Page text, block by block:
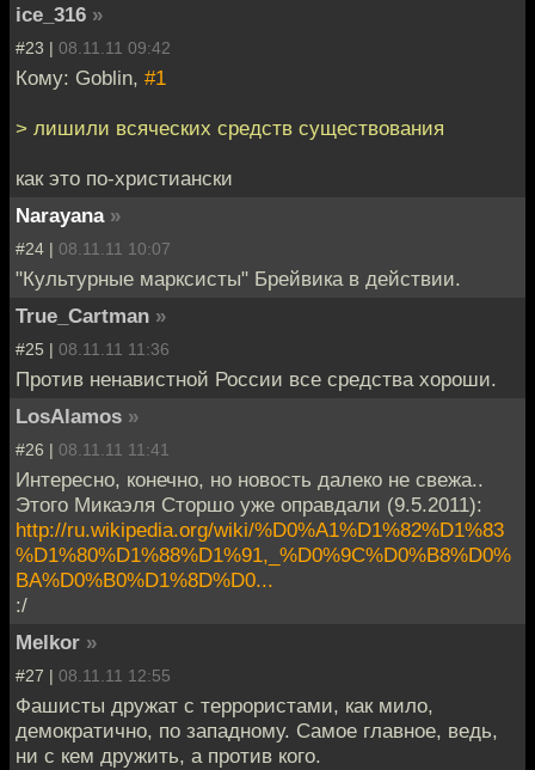
ice_316 »
#23 | 08.11.11 09:42
Кому: Goblin, #1
> лишили всяческих средств существования
как это по-христиански
Narayana »
#24 | 08.11.11 10:07
"Культурные марксисты" Брейвика в действии.
True_Cartman »
#25 | 08.11.11 11:36
Против ненавистной России все средства хороши.
LosAlamos »
#26 | 08.11.11 11:41
Интересно, конечно, но новость далеко не свежа..
Этого Микаэля Сторшо уже оправдали (9.5.2011):
http://ru.wikipedia.org/wiki/%D0%A1%D1%82%D1%83
%D1%80%D1%88%D1%91,_%D0%9C%D0%B8%D0%
BA%D0%B0%D1%8D%D0...
:/
Melkor »
#27 | 08.11.11 12:55
Фашисты дружат с террористами, как мило,
демократично, по западному. Самое главное, ведь,
ни с кем дружить, а против кого.